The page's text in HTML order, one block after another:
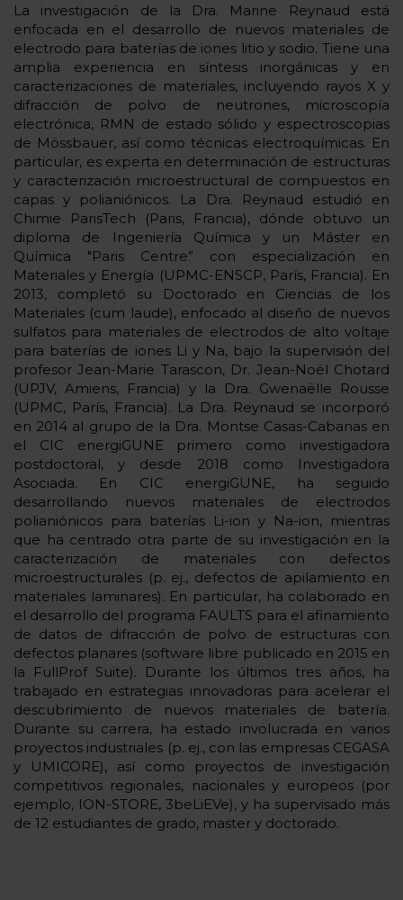
La investigación de la Dra. Marine Reynaud está
enfocada en el desarrollo de nuevos materiales de
electrodo para baterías de iones litio y sodio. Tiene una
amplia experiencia en síntesis inorgánicas y en
caracterizaciones de materiales, incluyendo rayos X y
difracción de polvo de neutrones, microscopía
electrónica, RMN de estado sólido y espectroscopias
de Mössbauer, así como técnicas electroquímicas. En
particular, es experta en determinación de estructuras
y caracterización microestructural de compuestos en
capas y polianiónicos. La Dra. Reynaud estudió en
Chimie ParisTech (Paris, Francia), dónde obtuvo un
diploma de Ingeniería Química y un Máster en
Química "Paris Centre” con especialización en
Materiales y Energía (UPMC-ENSCP, París, Francia). En
2013, completó su Doctorado en Ciencias de los
Materiales (cum laude), enfocado al diseño de nuevos
sulfatos para materiales de electrodos de alto voltaje
para baterías de iones Li y Na, bajo la supervisión del
profesor Jean-Marie Tarascon, Dr. Jean-Noël Chotard
(UPJV, Amiens, Francia) y la Dra. Gwenaëlle Rousse
(UPMC, París, Francia). La Dra. Reynaud se incorporó
en 2014 al grupo de la Dra. Montse Casas-Cabanas en
el CIC energiGUNE primero como investigadora
postdoctoral, y desde 2018 como Investigadora
Asociada. En CIC energiGUNE, ha seguido
desarrollando nuevos materiales de electrodos
polianiónicos para baterías Li-ion y Na-ion, mientras
que ha centrado otra parte de su investigación en la
caracterización de materiales con defectos
microestructurales (p. ej., defectos de apilamiento en
materiales laminares). En particular, ha colaborado en
el desarrollo del programa FAULTS para el afinamiento
de datos de difracción de polvo de estructuras con
defectos planares (software libre publicado en 2015 en
la FullProf Suite). Durante los últimos tres años, ha
trabajado en estrategias innovadoras para acelerar el
descubrimiento de nuevos materiales de batería.
Durante su carrera, ha estado involucrada en varios
proyectos industriales (p. ej., con las empresas CEGASA
y UMICORE), así como proyectos de investigación
competitivos regionales, nacionales y europeos (por
ejemplo, ION-STORE, 3beLiEVe), y ha supervisado más
de 12 estudiantes de grado, master y doctorado.